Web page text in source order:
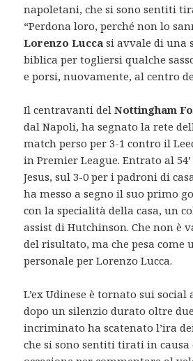
napoletani, che si sono sentiti
“Perdona loro, perché non lo
Lorenzo Luccasi avvale di una
biblica per togliersi qualche
e porsi, nuovamente, al centro
Il centravanti delNottingham
dal Napoli, ha segnato la rete
match perso per 3-1 contro il
in Premier League. Entrato al
Jesus, sul 3-0 per i padroni di
ha messo a segno il suo primo
con la specialità della casa, un
assist di Hutchinson. Che non è
del risultato, ma che pesa come
personale per Lorenzo Lucca.
L’ex Udinese è tornato sui social
dopo un silenzio durato oltre
incriminato ha scatenato l’ira
che si sono sentiti tirati in causa